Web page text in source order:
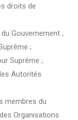
droits de
Gouvernement ;
;
Suprême ;
Autorités
membres du
Organisations